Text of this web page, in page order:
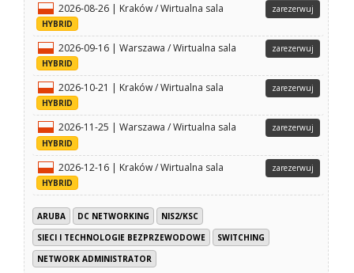
2026-08-26 | Kraków / Wirtualna sala
HYBRID
zarezerwuj
2026-09-16 | Warszawa / Wirtualna sala
HYBRID
zarezerwuj
2026-10-21 | Kraków / Wirtualna sala
HYBRID
zarezerwuj
2026-11-25 | Warszawa / Wirtualna sala
HYBRID
zarezerwuj
2026-12-16 | Kraków / Wirtualna sala
HYBRID
zarezerwuj
ARUBA DC NETWORKING
NIS2/KSC
SIECI I TECHNOLOGIE BEZPRZEWODOWE
SWITCHING
NETWORK ADMINISTRATOR